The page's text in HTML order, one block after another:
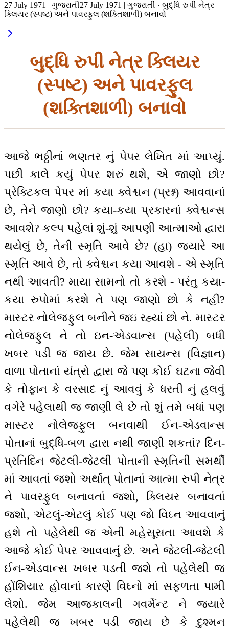
27 July 1971 | ગુજરાતી27 July 1971 | ગુજરાતી · બુદ્ધિ રુપી નેત્ર
ક્લિયર (સ્પષ્ટ) અને પાવરફુલ (શક્તિશાળી) બનાવો
બુદ્ધિ રુપી નેત્ર ક્લિયર
(સ્પષ્ટ) અને પાવરફુલ
(શક્તિશાળી) બનાવો
આજે ભઠ્ઠીનાં ભણતર નું પેપર લેખિત માં આપ્યું.
પછી કાલે કયું પેપર શરું થશે, એ જાણો છો?
પ્રેક્ટિકલ પેપર માં કયા ક્વેશ્ચન (પ્રશ્ન) આવવાનાં
છે, તેને જાણો છો? કયા-કયા પ્રકારનાં ક્વેશ્ચન્સ
આવશે? કલ્પ પહેલાં શું-શું આપણી આત્માઓ દ્વારા
થયેલું છે, તેની સ્મૃતિ આવે છે? (હા) જ્યારે આ
સ્મૃતિ આવે છે, તો ક્વેશ્ચન કયા આવશે - એ સ્મૃતિ
નથી આવતી? માયા સામનો તો કરશે - પરંતુ કયા-
કયા રુપોમાં કરશે તે પણ જાણો છો કે નહીં?
માસ્ટર નોલેજફુલ બનીને જઇ રહ્યાં છો ને. માસ્ટર
નોલેજફુલ ને તો ઇન-એડવાન્સ (પહેલી) બધી
ખબર પડી જ જાય છે. જેમ સાયન્સ (વિજ્ઞાન)
વાળા પોતાનાં યંત્રો દ્વારા જે પણ કોઈ ઘટના જેવી
કે તોફાન કે વરસાદ નું આવવું કે ધરતી નું હલવું
વગેરે પહેલાથી જ જાણી લે છે તો શું તમે બધાં પણ
માસ્ટર નોલેજફુલ બનવાથી ઈન-એડવાન્સ
પોતાનાં બુદ્ધિ-બળ દ્વારા નથી જાણી શકતાં? દિન-
પ્રતિદિન જેટલી-જેટલી પોતાની સ્મૃતિની સમર્થી
માં આવતાં જશો અર્થાત્ પોતાનાં આત્મા રુપી નેત્ર
ને પાવરફુલ બનાવતાં જશો, ક્લિયર બનાવતાં
જશો, એટલું-એટલું કોઈ પણ જો વિઘ્ન આવવાનું
હશે તો પહેલેથી જ એની મહેસૂસતા આવશે કે
આજે કોઈ પેપર આવવાનું છે. અને જેટલી-જેટલી
ઈન-એડવાન્સ ખબર પડતી જશે તો પહેલેથી જ
હોંશિયાર હોવાનાં કારણે વિઘ્નો માં સફળતા પામી
લેશો. જેમ આજકાલની ગવર્મેન્ટ ને જ્યારે
પહેલેથી જ ખબર પડી જાય છે કે દુશ્મન